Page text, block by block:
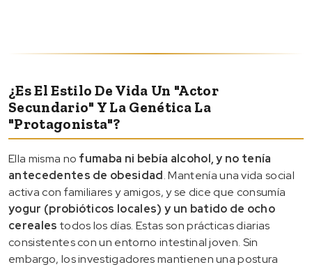
¿Es El Estilo De Vida Un "actor
Secundario" Y La Genética La
"protagonista"?
Ella misma no fumaba ni bebía alcohol, y no tenía
antecedentes de obesidad. Mantenía una vida social
activa con familiares y amigos, y se dice que consumía
yogur (probióticos locales) y un batido de ocho
cereales todos los días. Estas son prácticas diarias
consistentes con un entorno intestinal joven. Sin
embargo, los investigadores mantienen una postura